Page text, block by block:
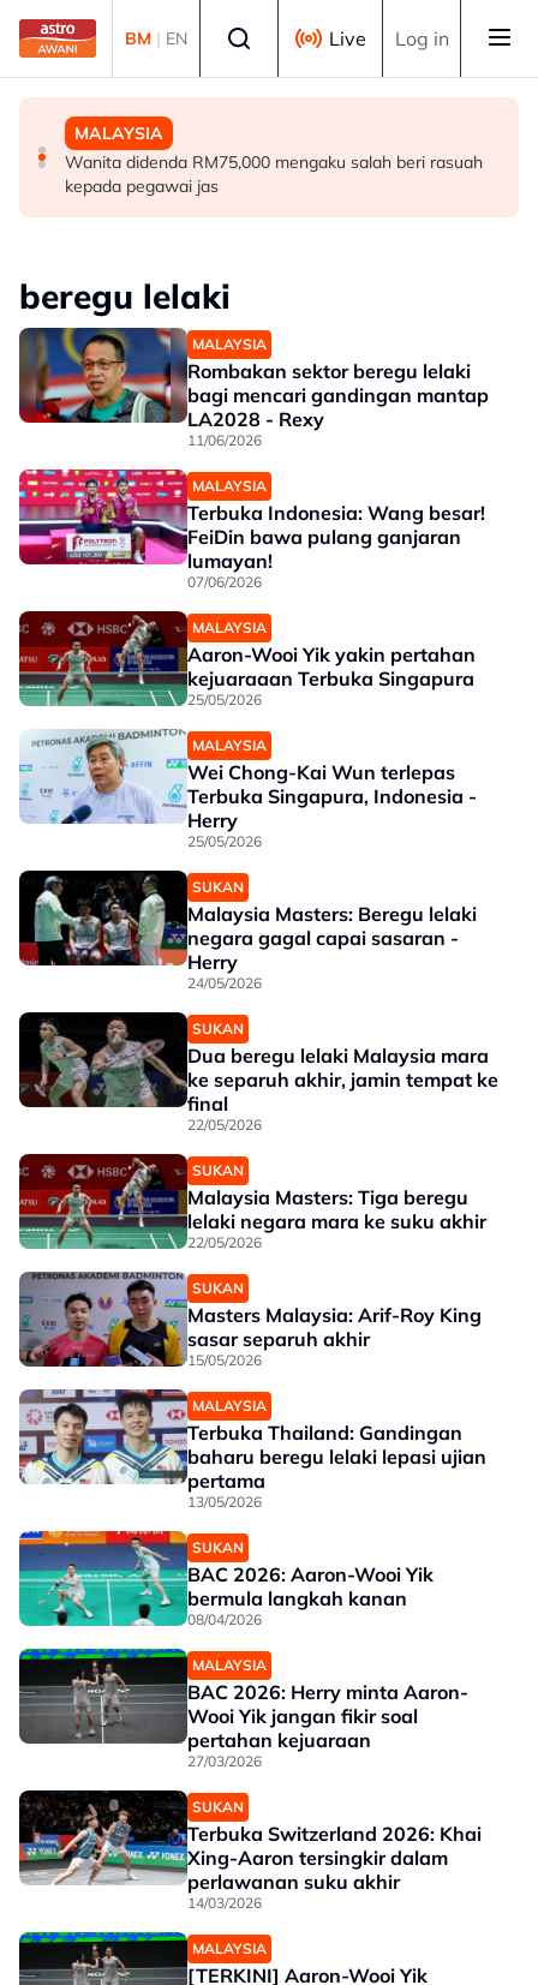
Skip to main content
BM | EN Live Log in
MALAYSIA
Ismail Sabri didakwa esok di Mahkamah Sesyen Kuala
Lumpur
MALAYSIA
Malaysia mula siasatan anti-lambakan keluli dari China,
Taiwan, Vietnam -- MITI
MALAYSIA
Wanita didenda RM75,000 mengaku salah beri rasuah
kepada pegawai jas
beregu lelaki
MALAYSIA
Rombakan sektor beregu lelaki
bagi mencari gandingan mantap
LA2028 - Rexy
11/06/2026
MALAYSIA
Terbuka Indonesia: Wang besar!
FeiDin bawa pulang ganjaran
lumayan!
07/06/2026
MALAYSIA
Aaron-Wooi Yik yakin pertahan
kejuaraaan Terbuka Singapura
25/05/2026
MALAYSIA
Wei Chong-Kai Wun terlepas
Terbuka Singapura, Indonesia -
Herry
25/05/2026
SUKAN
Malaysia Masters: Beregu lelaki
negara gagal capai sasaran -
Herry
24/05/2026
SUKAN
Dua beregu lelaki Malaysia mara
ke separuh akhir, jamin tempat ke
final
22/05/2026
SUKAN
Malaysia Masters: Tiga beregu
lelaki negara mara ke suku akhir
22/05/2026
SUKAN
Masters Malaysia: Arif-Roy King
sasar separuh akhir
15/05/2026
MALAYSIA
Terbuka Thailand: Gandingan
baharu beregu lelaki lepasi ujian
pertama
13/05/2026
SUKAN
BAC 2026: Aaron-Wooi Yik
bermula langkah kanan
08/04/2026
MALAYSIA
BAC 2026: Herry minta Aaron-
Wooi Yik jangan fikir soal
pertahan kejuaraan
27/03/2026
SUKAN
Terbuka Switzerland 2026: Khai
Xing-Aaron tersingkir dalam
perlawanan suku akhir
14/03/2026
MALAYSIA
[TERKINI] Aaron-Wooi Yik